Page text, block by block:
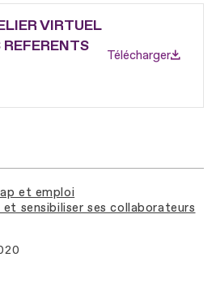
VIRTUEL
REFERENTS
Télécharger
et emploi
sensibiliser ses collaborateurs